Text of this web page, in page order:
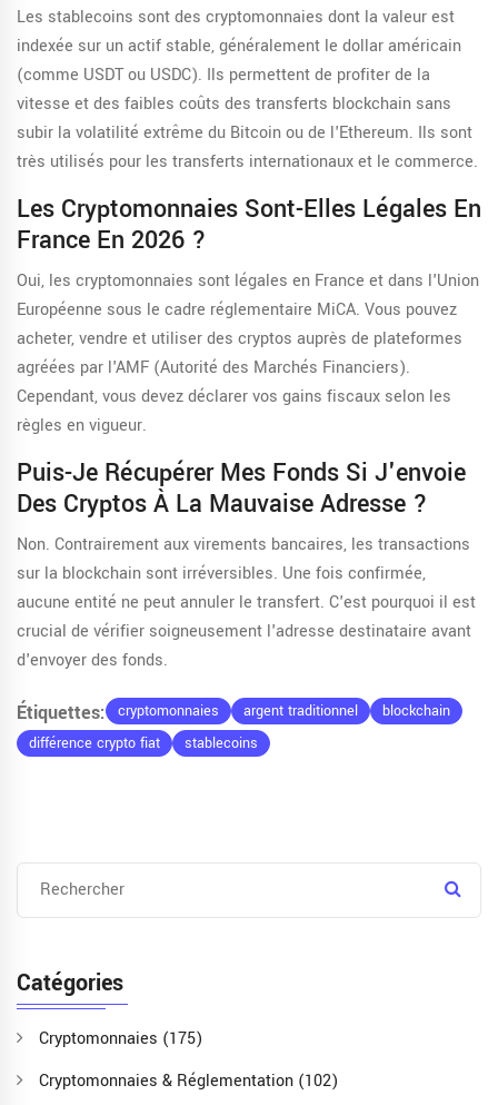
Les stablecoins sont des cryptomonnaies dont la valeur est
indexée sur un actif stable, généralement le dollar américain
(comme USDT ou USDC). Ils permettent de profiter de la
vitesse et des faibles coûts des transferts blockchain sans
subir la volatilité extrême du Bitcoin ou de l'Ethereum. Ils sont
très utilisés pour les transferts internationaux et le commerce.
Les Cryptomonnaies Sont-Elles Légales En
France En 2026 ?
Oui, les cryptomonnaies sont légales en France et dans l'Union
Européenne sous le cadre réglementaire MiCA. Vous pouvez
acheter, vendre et utiliser des cryptos auprès de plateformes
agréées par l'AMF (Autorité des Marchés Financiers).
Cependant, vous devez déclarer vos gains fiscaux selon les
règles en vigueur.
Puis-Je Récupérer Mes Fonds Si J'envoie
Des Cryptos À La Mauvaise Adresse ?
Non. Contrairement aux virements bancaires, les transactions
sur la blockchain sont irréversibles. Une fois confirmée,
aucune entité ne peut annuler le transfert. C'est pourquoi il est
crucial de vérifier soigneusement l'adresse destinataire avant
d'envoyer des fonds.
Étiquettes: cryptomonnaies argent traditionnel
blockchain
différence crypto fiat
stablecoins
Catégories
Cryptomonnaies (175)
Cryptomonnaies & Réglementation (102)